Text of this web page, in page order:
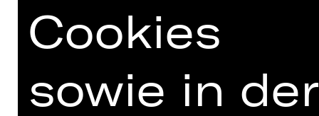
Cookies
sowie in der